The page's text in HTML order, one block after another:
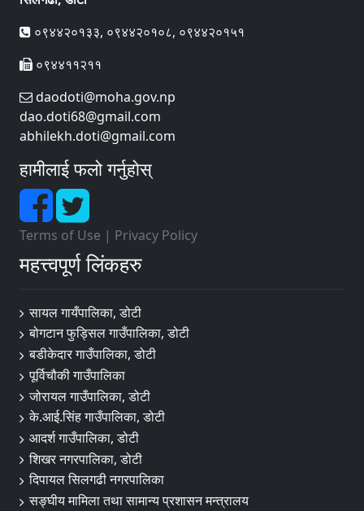
०९४४२०१३३, ०९४४२०१०८, ०९४४२०१५१
०९४४११२११
daodoti@moha.gov.np
dao.doti68@gmail.com
abhilekh.doti@gmail.com
हामीलाई फलो गर्नुहोस्
Terms of Use | Privacy Policy
महत्त्वपूर्ण लिंकहरु
सायल गायँपालिका, डोटी
बोगटान फुड्सिल गाउँपालिका, डोटी
बडीकेदार गाउँपालिका, डोटी
पूर्विचौकी गाउँपालिका
जोरायल गाउँपालिका, डोटी
के.आई.सिंह गाउँपालिका, डोटी
आदर्श गाउँपालिका, डोटी
शिखर नगरपालिका, डोटी
दिपायल सिलगढी नगरपालिका
सङ्‍घीय मामिला तथा सामान्य प्रशासन मन्त्रालय